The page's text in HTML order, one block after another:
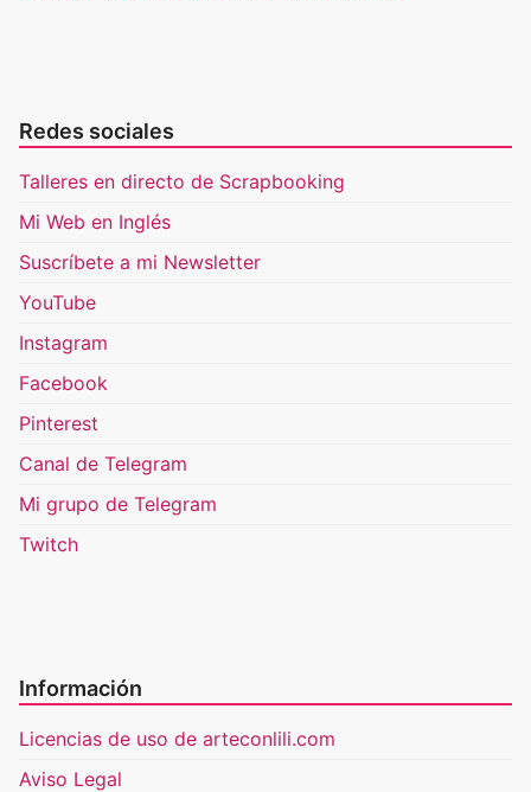
Redes sociales
Talleres en directo de Scrapbooking
Mi Web en Inglés
Suscríbete a mi Newsletter
YouTube
Instagram
Facebook
Pinterest
Canal de Telegram
Mi grupo de Telegram
Twitch
Información
Licencias de uso de arteconlili.com
Aviso Legal